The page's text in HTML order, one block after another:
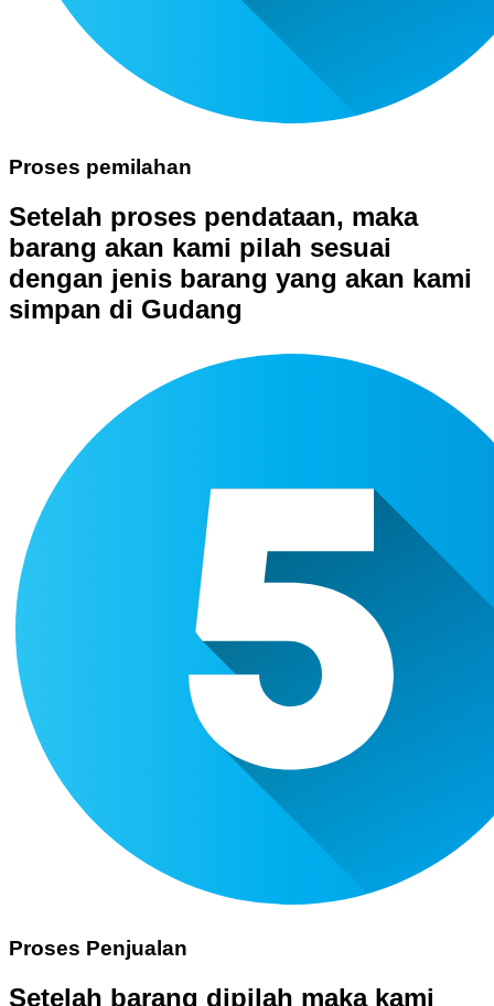
Proses pemilahan
Setelah proses pendataan, maka
barang akan kami pilah sesuai
dengan jenis barang yang akan kami
simpan di Gudang
Proses Penjualan
Setelah barang dipilah maka kami